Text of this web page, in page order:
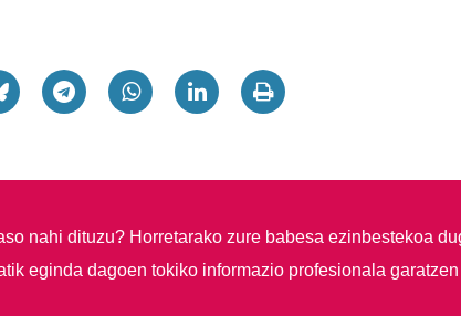
nahi dituzu? Horretarako zure babesa ezinbestekoa
eginda dagoen tokiko informazio profesionala garatzen